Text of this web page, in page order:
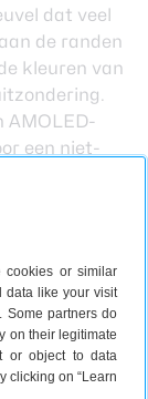
or similar
data like your visit
Some partners do
on their legitimate
or object to data
clicking on “Learn
dat veel
de randen
kleuren van
AMOLED-
een niet-
geluid.
als
veel te schel.
sterk punt
chip,
Dit is